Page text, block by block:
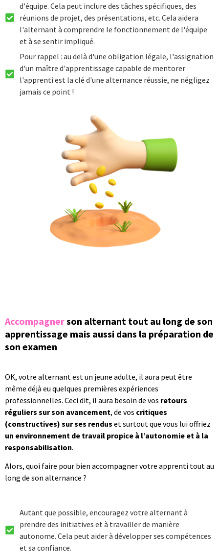
d'équipe. Cela peut inclure des tâches spécifiques, des
réunions de projet, des présentations, etc. Cela aidera
l'alternant à comprendre le fonctionnement de l'équipe
et à se sentir impliqué.
Pour rappel : au delà d'une obligation légale, l'assignation
d'un maître d'apprentissage capable de mentorer
l'apprenti est la clé d'une alternance réussie, ne négligez
jamais ce point !
Accompagnerson alternant tout au long de son
apprentissage mais aussi dans la préparation de
son examen
OK, votre alternant est un jeune adulte, il aura peut être
même déjà eu quelques premières expériences
professionnelles. Ceci dit, il aura besoin de vos retours
réguliers sur son avancement, de vos critiques
(constructives) sur ses rendus et surtout que vous lui offriez
un environnement de travail propice à l’autonomie et à la
responsabilisation.
Alors, quoi faire pour bien accompagner votre apprenti tout au
long de son alternance ?
Autant que possible, encouragez votre alternant à
prendre des initiatives et à travailler de manière
autonome. Cela peut aider à développer ses compétences
et sa confiance.